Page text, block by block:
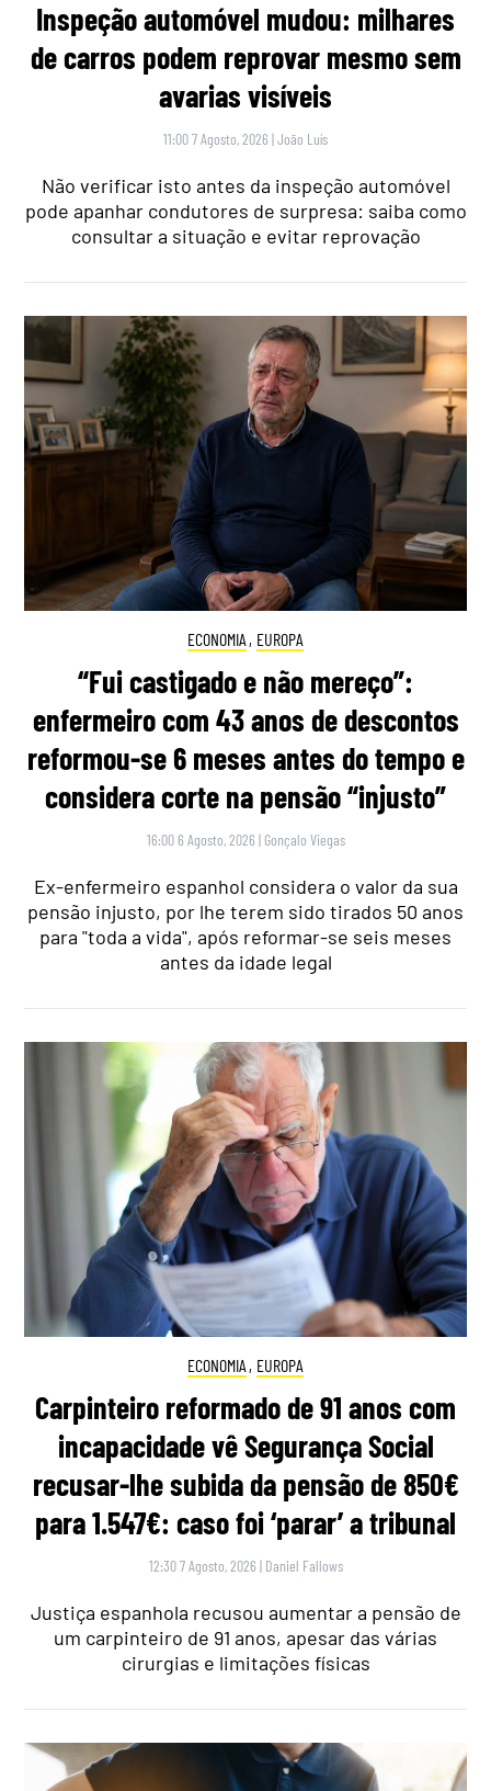
Inspeção automóvel mudou: milhares
de carros podem reprovar mesmo sem
avarias visíveis
11:00 7 Agosto, 2026 |João Luís
Não verificar isto antes da inspeção automóvel
pode apanhar condutores de surpresa: saiba como
consultar a situação e evitar reprovação
ECONOMIA , EUROPA
“Fui castigado e não mereço”:
enfermeiro com 43 anos de descontos
reformou-se 6 meses antes do tempo e
considera corte na pensão “injusto”
16:00 6 Agosto, 2026 | Gonçalo Viegas
Ex-enfermeiro espanhol considera o valor da sua
pensão injusto, por lhe terem sido tirados 50 anos
para "toda a vida", após reformar-se seis meses
antes da idade legal
ECONOMIA , EUROPA
Carpinteiro reformado de 91 anos com
incapacidade vê Segurança Social
recusar-lhe subida da pensão de 850€
para 1.547€: caso foi ‘parar’ a tribunal
12:30 7 Agosto, 2026 | Daniel Fallows
Justiça espanhola recusou aumentar a pensão de
um carpinteiro de 91 anos, apesar das várias
cirurgias e limitações físicas